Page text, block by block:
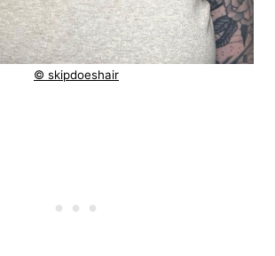
© skipdoeshair